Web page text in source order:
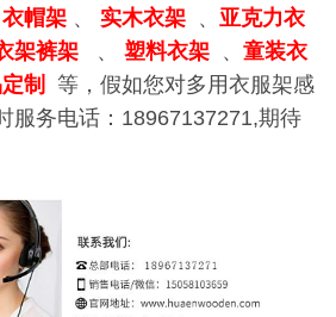
衣帽架 、 实木衣架 、 亚克力衣
架裤架 、 塑料衣架 、 童装衣
制
等，假如您对多用衣服架感
服务电话：18967137271,期待